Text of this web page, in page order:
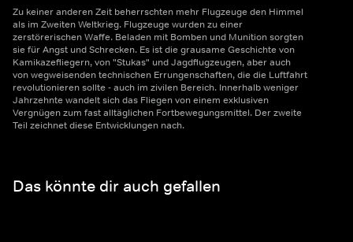
Zu keiner anderen Zeit beherrschten mehr Flugzeuge den Himmel
als im Zweiten Weltkrieg. Flugzeuge wurden zu einer
zerstörerischen Waffe. Beladen mit Bomben und Munition sorgten
sie für Angst und Schrecken. Es ist die grausame Geschichte von
Kamikazefliegern, von "Stukas" und Jagdflugzeugen, aber auch
von wegweisenden technischen Errungenschaften, die die Luftfahrt
revolutionieren sollte - auch im zivilen Bereich. Innerhalb weniger
Jahrzehnte wandelt sich das Fliegen von einem exklusiven
Vergnügen zum fast alltäglichen Fortbewegungsmittel. Der zweite
Teil zeichnet diese Entwicklungen nach.
Das könnte dir auch gefallen